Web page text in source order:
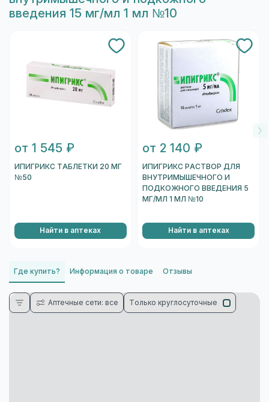
введения 15 мг/мл 1 мл №10
от 1 545 ₽
ИПИГРИКС ТАБЛЕТКИ 20 МГ
№50
Найти в аптеках
от 2 140 ₽
ИПИГРИКС РАСТВОР ДЛЯ
ВНУТРИМЫШЕЧНОГО И
ПОДКОЖНОГО ВВЕДЕНИЯ 5
МГ/МЛ 1 МЛ №10
Найти в аптеках
Где купить? Информация о товаре Отзывы
Аптечные сети: все Только круглосуточные